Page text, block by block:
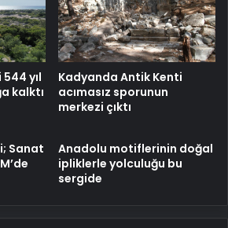
yıl
kalktı
Kadyanda Antik Kenti
acımasız sporunun
merkezi çıktı
Sanat
Anadolu motiflerinin doğal
ipliklerle yolculuğu bu
sergide